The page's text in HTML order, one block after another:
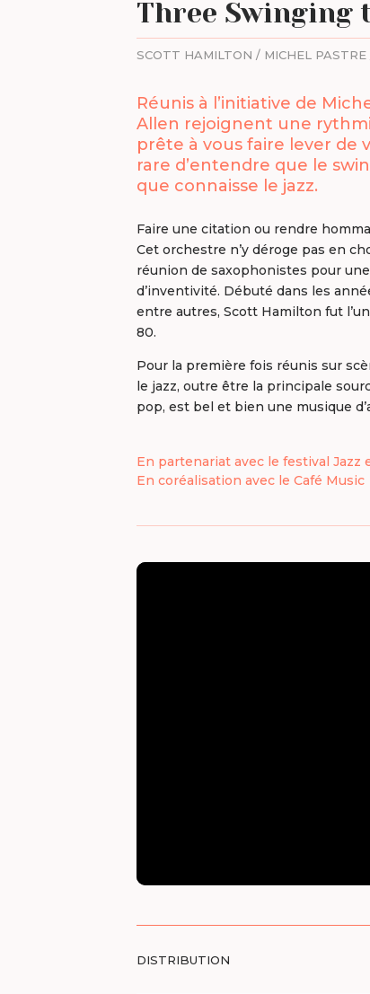
Three Swinging
SCOTT HAMILTON / MICHEL
Réunis à l’initiative de
Allen rejoignent une
prête à vous faire lever de
rare d’entendre que le
que connaisse le jazz.
Faire une citation ou rendre
Cet orchestre n’y déroge pas en
réunion de saxophonistes pour
d’inventivité. Débuté dans les
entre autres, Scott Hamilton fut
80.
Pour la première fois réunis sur
le jazz, outre être la principale
pop, est bel et bien une musique
En partenariat avec le festival Jazz
En coréalisation avec le Café Music
DISTRIBUTION